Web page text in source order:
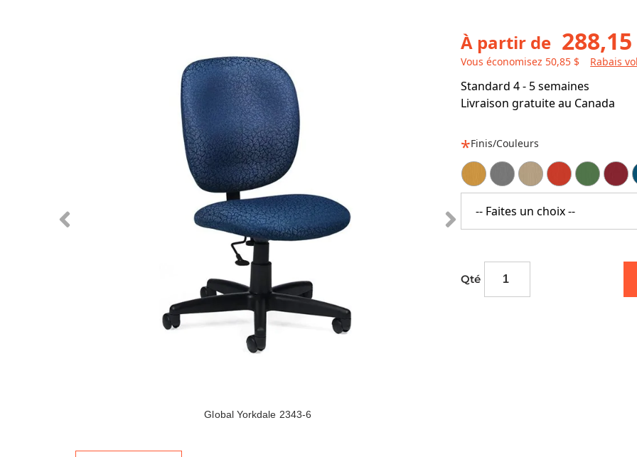
Global Yorkdale 2343-6
À partir de 288,15
Vous économisez 50,85 $ Rabais
Standard 4 - 5 semaines
Livraison gratuite au Canada
Finis/Couleurs
-- Faites un choix --
Qté